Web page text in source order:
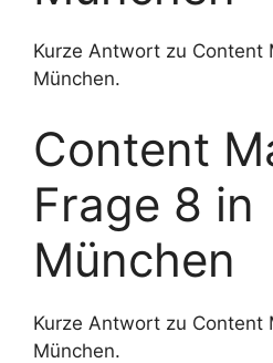
Kurze Antwort zu Content
München.
Content
Frage 8 in
München
Kurze Antwort zu Content
München.